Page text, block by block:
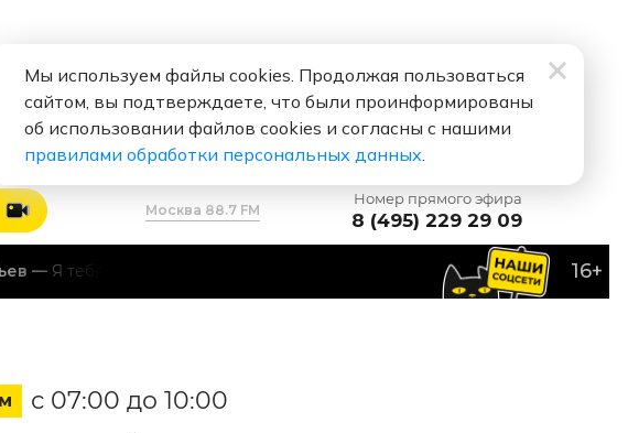
Москва 88.7 FM
Номер прямого эфира
8 (495) 229 29 09
Я тебя люблю 16+
с 07:00 до 10:00
Мы используем файлы cookies. Продолжая пользоваться
сайтом, вы подтверждаете, что были проинформированы
об использовании файлов cookies и согласны с нашими
правилами обработки персональных данных.